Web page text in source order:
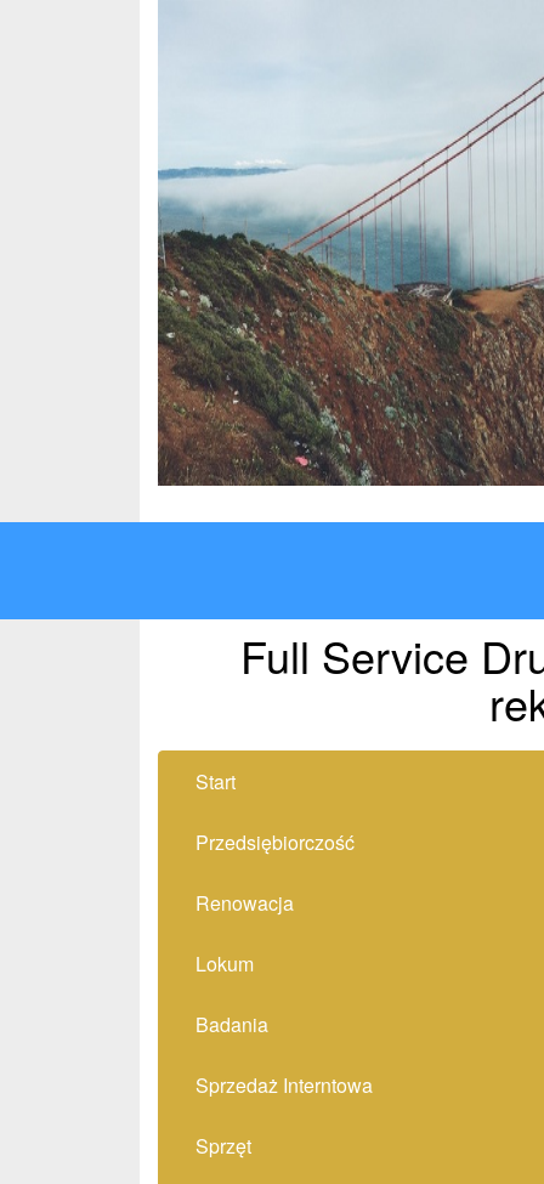
Full Service
Start
Przedsiębiorczość
Renowacja
Lokum
Badania
Sprzedaż Interntowa
Sprzęt